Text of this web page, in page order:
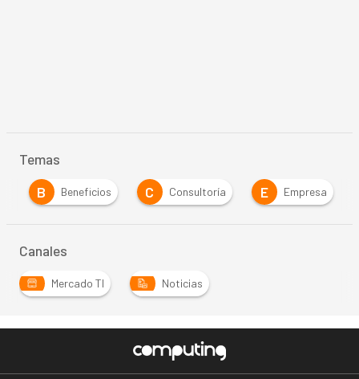
Temas
B Beneficios C Consultoría E Empresa
Canales
Mercado TI Noticias